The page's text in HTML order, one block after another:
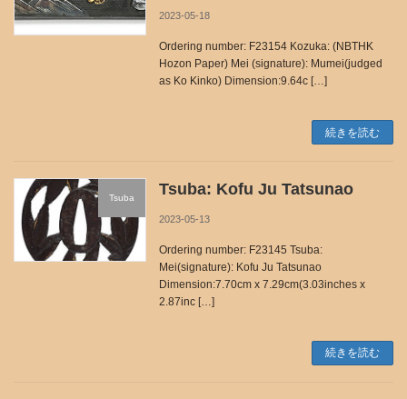
2023-05-18
Ordering number: F23154 Kozuka: (NBTHK
Hozon Paper) Mei (signature): Mumei(judged
as Ko Kinko) Dimension:9.64c […]
続きを読む
Tsuba Tsuba: Kofu Ju Tatsunao
2023-05-13
Ordering number: F23145 Tsuba:
Mei(signature): Kofu Ju Tatsunao
Dimension:7.70cm x 7.29cm(3.03inches x
2.87inc […]
続きを読む